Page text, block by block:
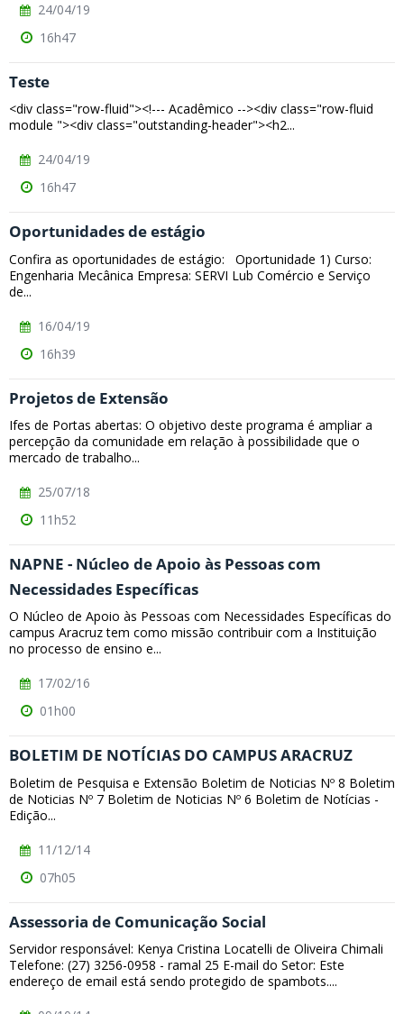
24/04/19
16h47
Teste
<div class="row-fluid"><!--- Acadêmico --><div class="row-fluid
module "><div class="outstanding-header"><h2...
24/04/19
16h47
Oportunidades de estágio
Confira as oportunidades de estágio: Oportunidade 1) Curso:
Engenharia Mecânica Empresa: SERVI Lub Comércio e Serviço
de...
16/04/19
16h39
Projetos de Extensão
Ifes de Portas abertas: O objetivo deste programa é ampliar a
percepção da comunidade em relação à possibilidade que o
mercado de trabalho...
25/07/18
11h52
NAPNE - Núcleo de Apoio às Pessoas com
Necessidades Específicas
O Núcleo de Apoio às Pessoas com Necessidades Específicas do
campus Aracruz tem como missão contribuir com a Instituição
no processo de ensino e...
17/02/16
01h00
BOLETIM DE NOTÍCIAS DO CAMPUS ARACRUZ
Boletim de Pesquisa e Extensão Boletim de Noticias Nº 8 Boletim
de Noticias Nº 7 Boletim de Noticias Nº 6 Boletim de Notícias -
Edição...
11/12/14
07h05
Assessoria de Comunicação Social
Servidor responsável: Kenya Cristina Locatelli de Oliveira Chimali
Telefone: (27) 3256-0958 - ramal 25 E-mail do Setor: Este
endereço de email está sendo protegido de spambots....